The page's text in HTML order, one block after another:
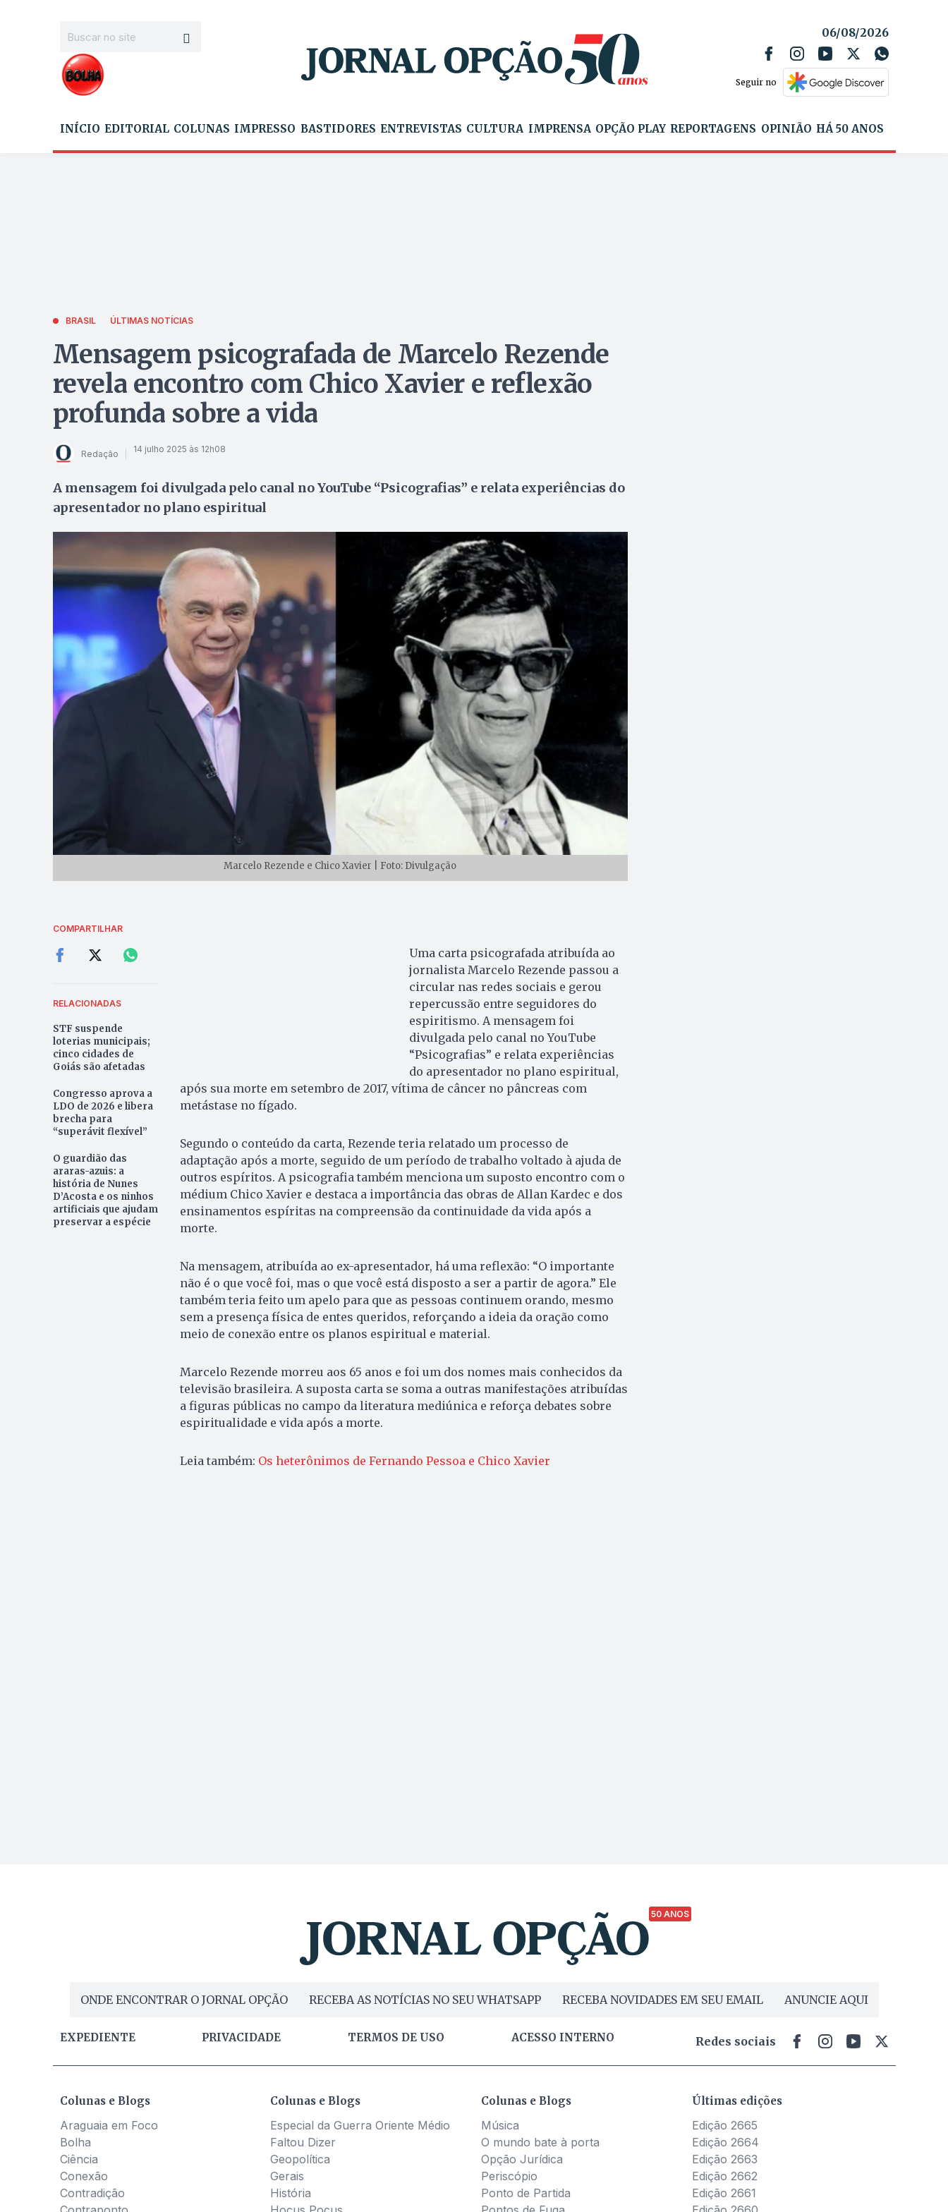
06/08/2026
Seguir no
INÍCIO EDITORIAL COLUNAS IMPRESSO BASTIDORES ENTREVISTAS CULTURA IMPRENSA OPÇÃO PLAY REPORTAGENS OPINIÃO HÁ 50 ANOS
BRASIL ÚLTIMAS NOTÍCIAS
Mensagem psicografada de Marcelo Rezende
revela encontro com Chico Xavier e reflexão
profunda sobre a vida
Redação 14 julho 2025 às 12h08
A mensagem foi divulgada pelo canal no YouTube “Psicografias” e relata experiências do
apresentador no plano espiritual
Marcelo Rezende e Chico Xavier | Foto: Divulgação
COMPARTILHAR
RELACIONADAS
STF suspende
loterias municipais;
cinco cidades de
Goiás são afetadas
Congresso aprova a
LDO de 2026 e libera
brecha para
“superávit flexível”
O guardião das
araras-azuis: a
história de Nunes
D’Acosta e os ninhos
artificiais que ajudam
preservar a espécie
Uma carta psicografada atribuída ao
jornalista Marcelo Rezende passou a
circular nas redes sociais e gerou
repercussão entre seguidores do
espiritismo. A mensagem foi
divulgada pelo canal no YouTube
“Psicografias” e relata experiências
do apresentador no plano espiritual,
após sua morte em setembro de 2017, vítima de câncer no pâncreas com
metástase no fígado.
Segundo o conteúdo da carta, Rezende teria relatado um processo de
adaptação após a morte, seguido de um período de trabalho voltado à ajuda de
outros espíritos. A psicografia também menciona um suposto encontro com o
médium Chico Xavier e destaca a importância das obras de Allan Kardec e dos
ensinamentos espíritas na compreensão da continuidade da vida após a
morte.
Na mensagem, atribuída ao ex-apresentador, há uma reflexão: “O importante
não é o que você foi, mas o que você está disposto a ser a partir de agora.” Ele
também teria feito um apelo para que as pessoas continuem orando, mesmo
sem a presença física de entes queridos, reforçando a ideia da oração como
meio de conexão entre os planos espiritual e material.
Marcelo Rezende morreu aos 65 anos e foi um dos nomes mais conhecidos da
televisão brasileira. A suposta carta se soma a outras manifestações atribuídas
a figuras públicas no campo da literatura mediúnica e reforça debates sobre
espiritualidade e vida após a morte.
Leia também: Os heterônimos de Fernando Pessoa e Chico Xavier
50 ANOS
ONDE ENCONTRAR O JORNAL OPÇÃO RECEBA AS NOTÍCIAS NO SEU WHATSAPP RECEBA NOVIDADES EM SEU EMAIL ANUNCIE AQUI
EXPEDIENTE PRIVACIDADE TERMOS DE USO ACESSO INTERNO Redes sociais
Colunas e Blogs
Araguaia em Foco
Bolha
Ciência
Conexão
Contradição
Colunas e Blogs
Especial da Guerra Oriente Médio
Faltou Dizer
Geopolítica
Gerais
História
Colunas e Blogs
Música
O mundo bate à porta
Opção Jurídica
Periscópio
Ponto de Partida
Últimas edições
Edição 2665
Edição 2664
Edição 2663
Edição 2662
Edição 2661